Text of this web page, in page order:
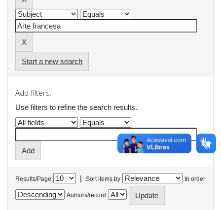
Start a new search
Add filters:
Use filters to refine the search results.
Results/Page | Sort items by In order
Authors/record